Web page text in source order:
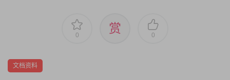
0 赏 0
文档资料